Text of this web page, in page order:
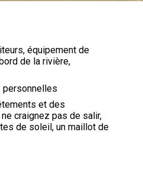
équipement de
de la rivière,
et des
craignez pas de salir,
de soleil, un maillot de